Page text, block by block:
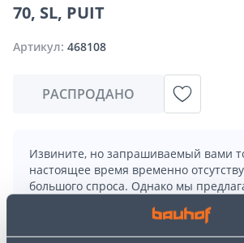
70, SL, PUIT
Артикул: 468108
РАСПРОДАНО
Извините, но запрашиваемый вами
настоящее время временно
большого спроса. Однако мы
могут вам понравиться!
Но ваш шопинг не должен